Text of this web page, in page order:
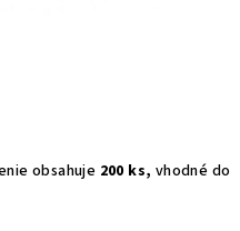
obsahuje 200 ks, vhodné do